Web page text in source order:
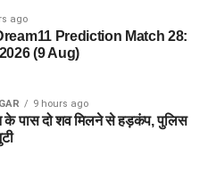
ago
Prediction Match 28:
(9 Aug)
9 hours ago
के पास दो शव मिलने से हड़कंप, पुलिस